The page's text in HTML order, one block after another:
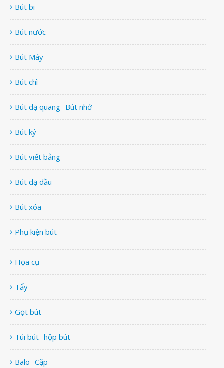
Bút bi
Bút nước
Bút Máy
Bút chì
Bút dạ quang- Bút nhớ
Bút ký
Bút viết bảng
Bút dạ dầu
Bút xóa
Phụ kiện bút
Họa cụ
Tẩy
Gọt bút
Túi bút- hộp bút
Balo- Cặp